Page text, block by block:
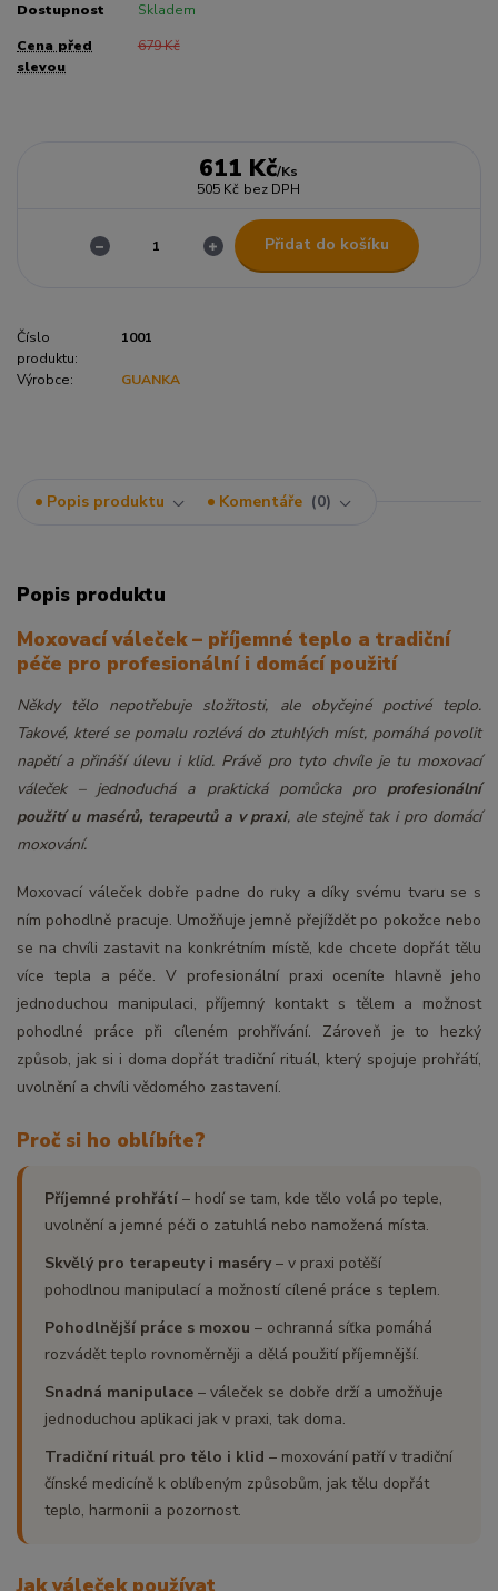
Dostupnost Skladem
Cena před
slevou
679 Kč
611 Kč/Ks
505 Kč bez DPH
Přidat do košíku
Číslo
produktu:
1001
Výrobce: GUANKA
Popis produktu Komentáře 0
Popis produktu
Moxovací váleček – příjemné teplo a tradiční
péče pro profesionální i domácí použití
Někdy tělo nepotřebuje složitosti, ale obyčejné poctivé teplo.
Takové, které se pomalu rozlévá do ztuhlých míst, pomáhá povolit
napětí a přináší úlevu i klid. Právě pro tyto chvíle je tu moxovací
váleček – jednoduchá a praktická pomůcka pro profesionální
použití u masérů, terapeutů a v praxi, ale stejně tak i pro domácí
moxování.
Moxovací váleček dobře padne do ruky a díky svému tvaru se s
ním pohodlně pracuje. Umožňuje jemně přejíždět po pokožce nebo
se na chvíli zastavit na konkrétním místě, kde chcete dopřát tělu
více tepla a péče. V profesionální praxi oceníte hlavně jeho
jednoduchou manipulaci, příjemný kontakt s tělem a možnost
pohodlné práce při cíleném prohřívání. Zároveň je to hezký
způsob, jak si i doma dopřát tradiční rituál, který spojuje prohřátí,
uvolnění a chvíli vědomého zastavení.
Proč si ho oblíbíte?
Příjemné prohřátí – hodí se tam, kde tělo volá po teple,
uvolnění a jemné péči o zatuhlá nebo namožená místa.
Skvělý pro terapeuty i maséry – v praxi potěší
pohodlnou manipulací a možností cílené práce s teplem.
Pohodlnější práce s moxou – ochranná síťka pomáhá
rozvádět teplo rovnoměrněji a dělá použití příjemnější.
Snadná manipulace – váleček se dobře drží a umožňuje
jednoduchou aplikaci jak v praxi, tak doma.
Tradiční rituál pro tělo i klid – moxování patří v tradiční
čínské medicíně k oblíbeným způsobům, jak tělu dopřát
teplo, harmonii a pozornost.
Jak váleček používat